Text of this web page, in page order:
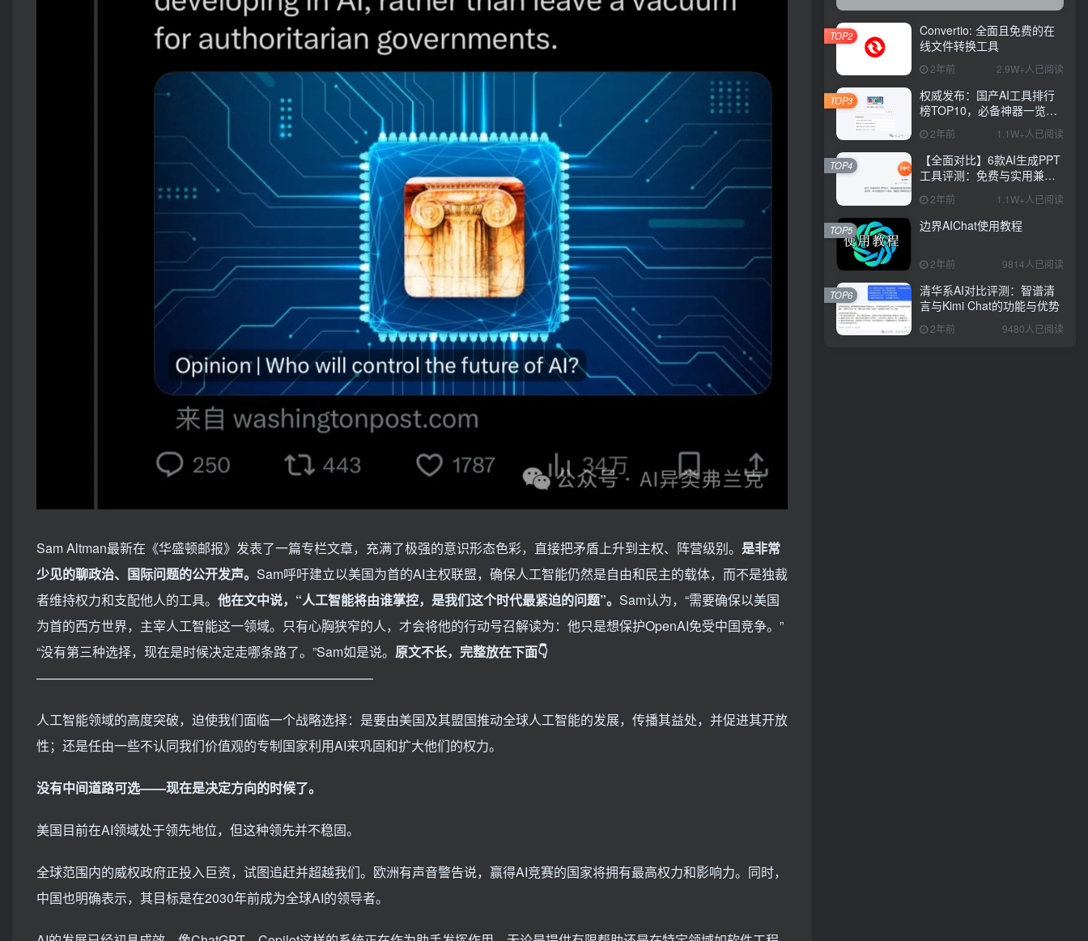
Sam Altman最新在《华盛顿邮报》发表了一篇专栏文章，充满了极强的意识形态色彩，直接把矛盾上升到主权、阵营级别。 是非常
少见的聊政治、国际问题的公开发声。 Sam呼吁建立以美国为首的AI主权联盟，确保人工智能仍然是自由和民主的载体，而不是独裁
者维持权力和支配他人的工具。 他在文中说，“人工智能将由谁掌控，是我们这个时代最紧迫的问题”。 Sam认为，“需要确保以美国
为首的西方世界，主宰人工智能这一领域。只有心胸狭窄的人，才会将他的行动号召解读为：他只是想保护OpenAI免受中国竞争。”
“没有第三种选择，现在是时候决定走哪条路了。”Sam如是说。 原文不长，完整放在下面👇
——————————————————————————
人工智能领域的高度突破，迫使我们面临一个战略选择：是要由美国及其盟国推动全球人工智能的发展，传播其益处，并促进其开放
性；还是任由一些不认同我们价值观的专制国家利用AI来巩固和扩大他们的权力。
没有中间道路可选——现在是决定方向的时候了。
美国目前在AI领域处于领先地位，但这种领先并不稳固。
全球范围内的威权政府正投入巨资，试图追赶并超越我们。欧洲有声音警告说，赢得AI竞赛的国家将拥有最高权力和影响力。同时，
中国也明确表示，其目标是在2030年前成为全球AI的领导者。
Convertio: 全面且免费的在
线文件转换工具
2年前 2.9W+人已阅读
TOP2
权威发布：国产AI工具排行
榜TOP10，必备神器一览无
2年前 1.1W+人已阅读
TOP3
【全面对比】6款AI生成PPT
工具评测：免费与实用兼
具，哪款更胜一筹？
2年前 1.1W+人已阅读
TOP4
边界AIChat使用教程
2年前 9814人已阅读
TOP5
清华系AI对比评测：智谱清
言与Kimi Chat的功能与优势
2年前 9480人已阅读
TOP6